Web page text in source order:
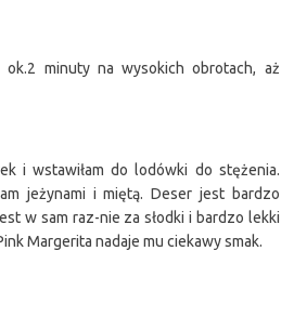
ok.2 minuty na wysokich obrotach, aż
i wstawiłam do lodówki do stężenia.
jeżynami i miętą. Deser jest bardzo
w sam raz-nie za słodki i bardzo lekki
Margerita nadaje mu ciekawy smak.